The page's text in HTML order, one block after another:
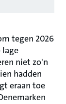
tegen 2026
lage
niet zo'n
hadden
eraan toe